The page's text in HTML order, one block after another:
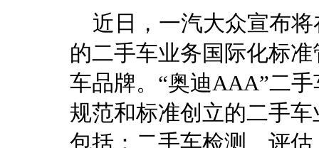
近日，一汽大众宣布将
的二手车业务国际化标
车品牌。“奥迪AAA”二
规范和标准创立的二手
包括：二手车检测、评